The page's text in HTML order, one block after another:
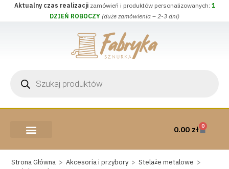
Aktualny czas realizacjizamówień i produktów personalizowanych: 1
DZIEŃ ROBOCZY (duże zamówienia – 2-3 dni)
0.00 zł 0
Strona Główna > Akcesoria i przybory > Stelaże metalowe >